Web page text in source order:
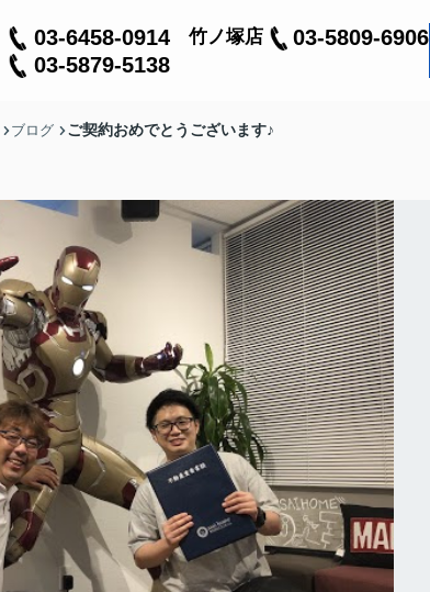
03-6458-0914 竹ノ塚店 03-5809-6906
03-5879-5138
ブログ ご契約おめでとうございます♪